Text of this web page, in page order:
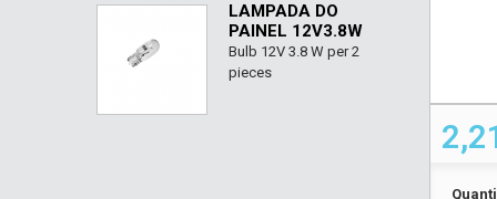
LÂMPADA DO
PAINEL 12V3.8W
Bulb 12V 3.8 W per 2
pieces